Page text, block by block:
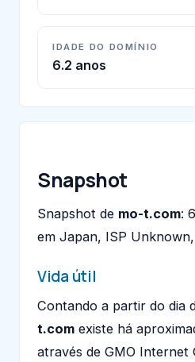
IDADE DO DOMÍNIO
6.2 anos
Snapshot
Snapshot de mo-t.com:
em Japan, ISP
Vida útil
Contando a partir do dia
t.com existe há
através de GMO